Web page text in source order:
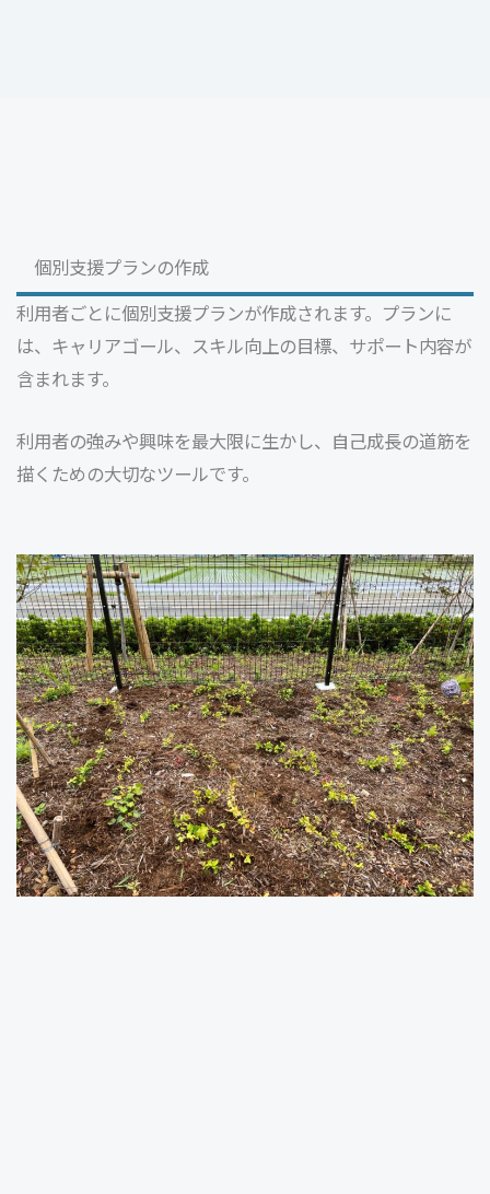
個別支援プランの作成
利用者ごとに個別支援プランが作成されます。プランに
は、キャリアゴール、スキル向上の目標、サポート内容が
含まれます。
利用者の強みや興味を最大限に生かし、自己成長の道筋を
描くための大切なツールです。